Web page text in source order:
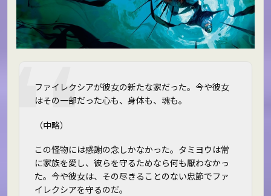
ファイレクシアが彼女の新たな家だった。今や彼女
はその一部だった――心も、身体も、魂も。
（中略）
この怪物には感謝の念しかなかった。タミヨウは常
に家族を愛し、彼らを守るためなら何も厭わなかっ
た。今や彼女は、その尽きることのない忠節でファ
イレクシアを守るのだ。